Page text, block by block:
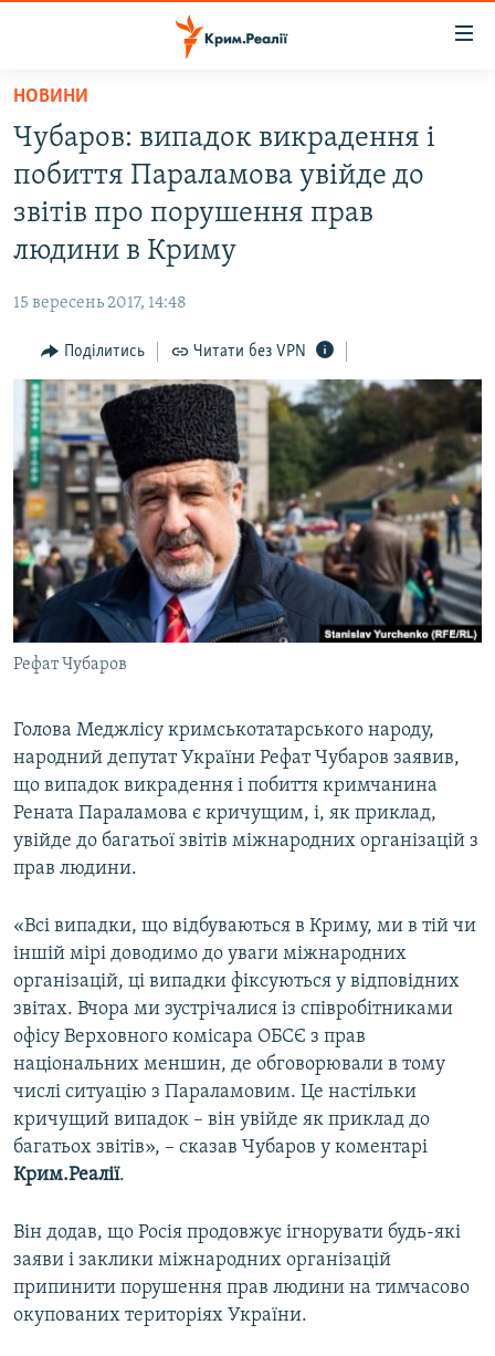
Перейти
основного
матеріалу
Перейти
до
основної
Перейти
пошуку
НОВИНИ
ВОДА.КРИМ
ВІДЕО ТА ФОТО
ПОГЛЯД
ІНТЕРВ'Ю
ВСЕ ЗА ДЕНЬ
СПЕЦПРОЕКТИ
ДЕПОРТАЦІЯ
ВІДЕОУРОКИ «ELIFBE»
СВІДЧЕННЯ ОКУПАЦІЇ
УКРАЇНСЬКА ПРОБЛЕМА КРИМУ
ІНФОГРАФІКА
ЯК ОБІЙТИ БЛОКУВАННЯ
Русский
Qırımtatar
ДОЛУЧАЙСЯ!
Усі сайти RFE/RL
НОВИНИ
Чубаров: випадок викрадення і
побиття Параламова увійде до
звітів про порушення прав
людини в Криму
15 вересень 2017, 14:48
Поділитись Читати без VPN
Рефат Чубаров
Голова Меджлісу кримськотатарського народу,
народний депутат України Рефат Чубаров заявив,
що випадок викрадення і побиття кримчанина
Рената Параламова є кричущим, і, як приклад,
увійде до багатьої звітів міжнародних організацій з
прав людини.
«Всі випадки, що відбуваються в Криму, ми в тій чи
іншій мірі доводимо до уваги міжнародних
організацій, ці випадки фіксуються у відповідних
звітах. Вчора ми зустрічалися із співробітниками
офісу Верховного комісара ОБСЄ з прав
національних меншин, де обговорювали в тому
числі ситуацію з Параламовим. Це настільки
кричущий випадок – він увійде як приклад до
багатьох звітів», – сказав Чубаров у коментарі
Крим.Реалії.
Він додав, що Росія продовжує ігнорувати будь-які
заяви і заклики міжнародних організацій
припинити порушення прав людини на тимчасово
окупованих територіях України.